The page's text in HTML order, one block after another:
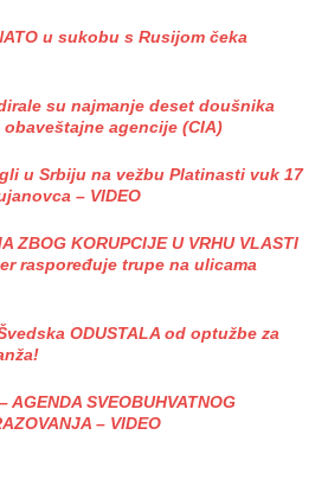
u sukobu s Rusijom čeka
su najmanje deset doušnika
agencije (CIA)
u Srbiju na vežbu Platinasti vuk 17
– VIDEO
ZBOG KORUPCIJE U VRHU VLASTI
raspoređuje trupe na ulicama
ODUSTALA od optužbe za
AGENDA SVEOBUHVATNOG
– VIDEO